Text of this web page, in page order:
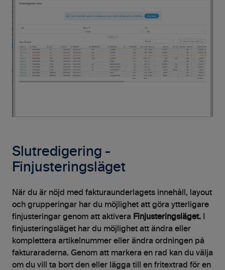
Slutredigering -
Finjusteringsläget
När du är nöjd med fakturaunderlagets innehåll, layout
och grupperingar har du möjlighet att göra ytterligare
finjusteringar genom att aktivera Finjusteringsläget.
finjusteringsläget har du möjlighet att ändra eller
komplettera artikelnummer eller ändra ordningen på
fakturaraderna. Genom att markera en rad kan du välja
om du vill ta bort den eller lägga till en fritextrad för en